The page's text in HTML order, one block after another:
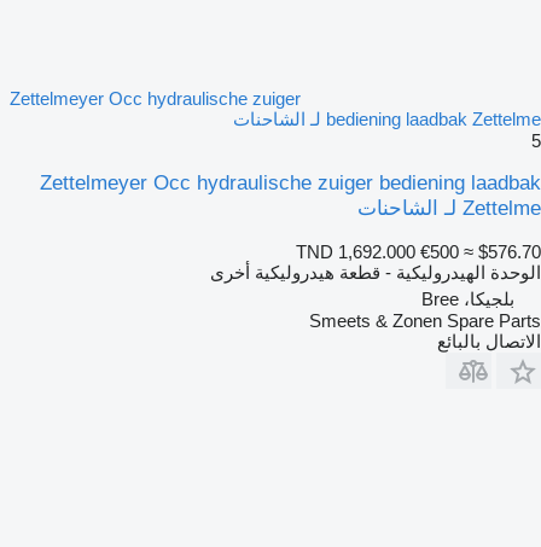
Zettelmeyer Occ hydraulische zuiger
bediening laadbak Zettelme لـ الشاحنات
5
Zettelmeyer Occ hydraulische zuiger bediening laadbak
Zettelme لـ الشاحنات
TND 1,692.000 €500 ≈ $576.70
الوحدة الهيدروليكية - قطعة هيدروليكية أخرى
بلجيكا، Bree
Smeets & Zonen Spare Parts
الاتصال بالبائع